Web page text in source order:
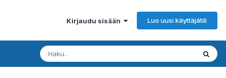
Kirjaudu sisään Luo uusi käyttäjätili